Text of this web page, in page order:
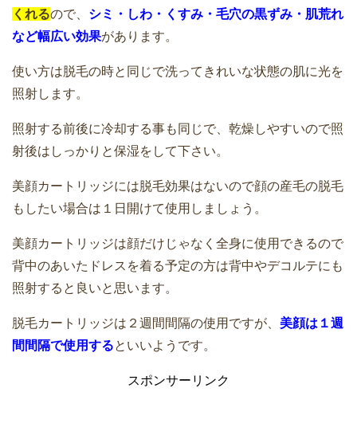
家庭用脱毛器ケノンで脱毛を始める前の
ケノンの美顔器の使い方！レベル･頻度･
シミへの効果など実際の感想
り抜いたりしていいの？
ケノンで実際に脱毛効果を感じるのは何
つのポイント
ケノンなら肌が弱いかた・敏感な肌でも
自分にあったレベルを見つけられます
ケノンで脱毛する前のムダ毛の処理｜ど
のくらいまで剃る？おすすめの自己処理
家庭用脱毛器ケノンで効果を出すための
くれるので、 シミ・しわ・くすみ・毛穴の黒ずみ・肌荒れ
など幅広い効果があります。
使い方は脱毛の時と同じで洗ってきれいな状態の肌に光を
照射します。
照射する前後に冷却する事も同じで、乾燥しやすいので照
射後はしっかりと保湿をして下さい。
美顔カートリッジには脱毛効果はないので顔の産毛の脱毛
もしたい場合は１日開けて使用しましょう。
美顔カートリッジは顔だけじゃなく全身に使用できるので
背中のあいたドレスを着る予定の方は背中やデコルテにも
照射すると良いと思います。
脱毛カートリッジは２週間間隔の使用ですが、 美顔は１週
間間隔で使用するといいようです。
スポンサーリンク